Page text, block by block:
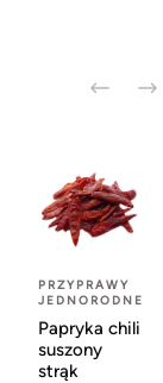
PRZYPRAWY
JEDNORODNE
Papryka chili
suszony
strąk